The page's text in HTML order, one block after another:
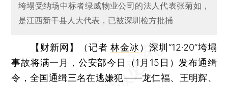
垮塌受纳场中标者绿威物业公司的法人代表张菊如，
是江西新干县人大代表，已被深圳检方批捕
【财新网】（记者林金冰 ） 深圳“12·20”垮塌
事故将满一月，公安部今日（1月15日）发布通缉
令，全国通缉三名在逃嫌犯——龙仁福、王明辉、